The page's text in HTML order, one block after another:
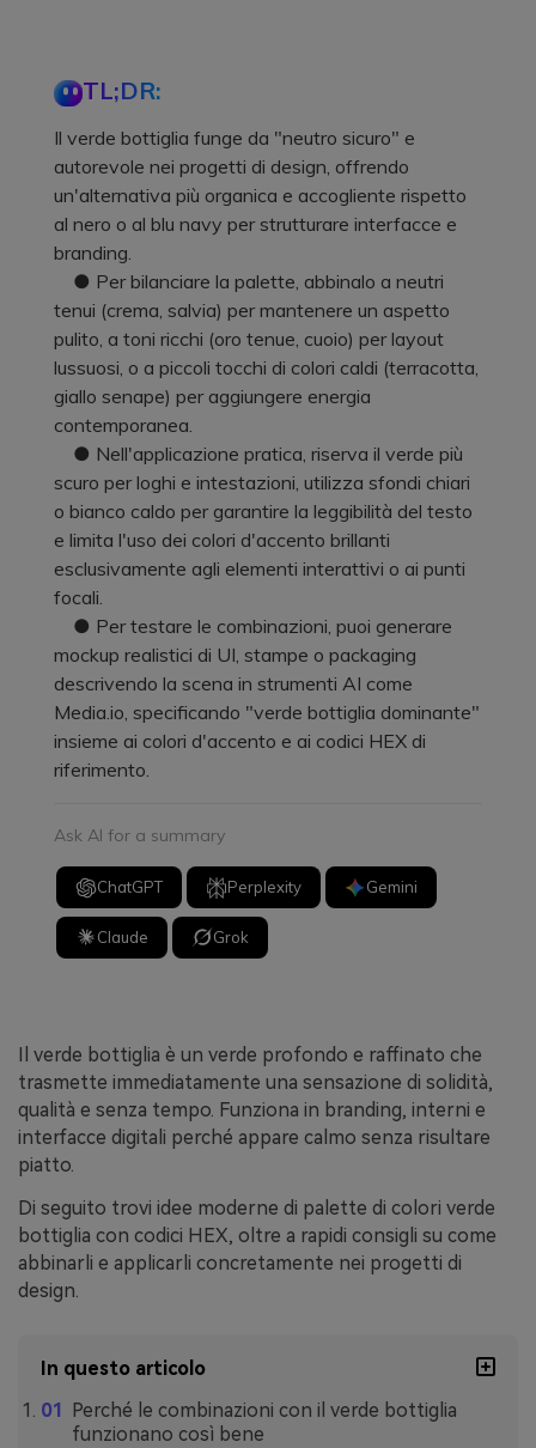
TL;DR:
Il verde bottiglia funge da "neutro sicuro" e
autorevole nei progetti di design, offrendo
un'alternativa più organica e accogliente rispetto
al nero o al blu navy per strutturare interfacce e
branding.
● Per bilanciare la palette, abbinalo a neutri
tenui (crema, salvia) per mantenere un aspetto
pulito, a toni ricchi (oro tenue, cuoio) per layout
lussuosi, o a piccoli tocchi di colori caldi (terracotta,
giallo senape) per aggiungere energia
contemporanea.
● Nell'applicazione pratica, riserva il verde più
scuro per loghi e intestazioni, utilizza sfondi chiari
o bianco caldo per garantire la leggibilità del testo
e limita l'uso dei colori d'accento brillanti
esclusivamente agli elementi interattivi o ai punti
focali.
● Per testare le combinazioni, puoi generare
mockup realistici di UI, stampe o packaging
descrivendo la scena in strumenti AI come
Media.io, specificando "verde bottiglia dominante"
insieme ai colori d'accento e ai codici HEX di
riferimento.
Ask AI for a summary
ChatGPT Perplexity Gemini
Claude Grok
Il verde bottiglia è un verde profondo e raffinato che
trasmette immediatamente una sensazione di solidità,
qualità e senza tempo. Funziona in branding, interni e
interfacce digitali perché appare calmo senza risultare
piatto.
Di seguito trovi idee moderne di palette di colori verde
bottiglia con codici HEX, oltre a rapidi consigli su come
abbinarli e applicarli concretamente nei progetti di
design.
In questo articolo
Perché le combinazioni con il verde bottiglia
funzionano così bene